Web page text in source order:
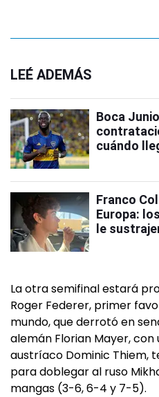
LEÉ ADEMÁS
Boca
cuándo
Franco
Europa:
le
La otra semifinal estará
Roger Federer, primer
mundo, que derrotó en
alemán Florian Mayer, con
austríaco Dominic Thiem,
para doblegar al ruso
mangas (3-6, 6-4 y 7-5).